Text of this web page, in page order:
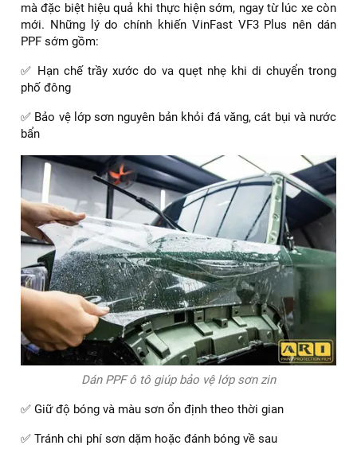
mà đặc biệt hiệu quả khi thực hiện sớm, ngay từ lúc xe còn
mới. Những lý do chính khiến VinFast VF3 Plus nên dán
PPF sớm gồm:
✅ Hạn chế trầy xước do va quẹt nhẹ khi di chuyển trong
phố đông
✅ Bảo vệ lớp sơn nguyên bản khỏi đá văng, cát bụi và nước
bẩn
Dán PPF ô tô giúp bảo vệ lớp sơn zin
✅ Giữ độ bóng và màu sơn ổn định theo thời gian
✅ Tránh chi phí sơn dặm hoặc đánh bóng về sau